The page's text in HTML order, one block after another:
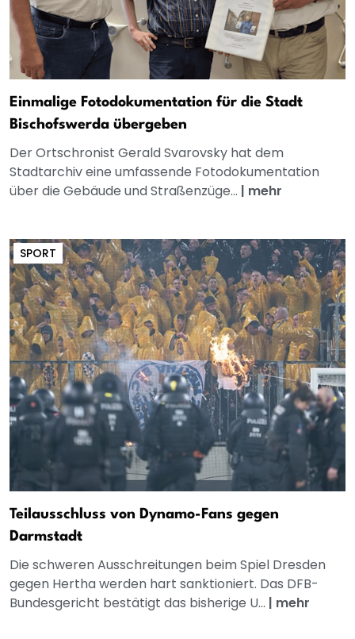
Einmalige Fotodokumentation für die Stadt
Bischofswerda übergeben
Der Ortschronist Gerald Svarovsky hat dem
Stadtarchiv eine umfassende Fotodokumentation
über die Gebäude und Straßenzüge... | mehr
SPORT
Teilausschluss von Dynamo-Fans gegen
Darmstadt
Die schweren Ausschreitungen beim Spiel Dresden
gegen Hertha werden hart sanktioniert. Das DFB-
Bundesgericht bestätigt das bisherige U... | mehr